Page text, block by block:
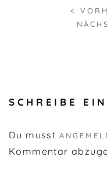
<
SCHREIBE
Du musst
Kommentar